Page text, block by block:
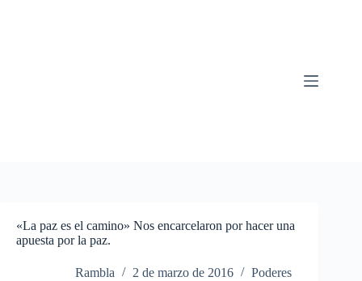
«La paz es el camino» Nos encarcelaron por hacer una
apuesta por la paz.
Rambla 2 de marzo de 2016 Poderes